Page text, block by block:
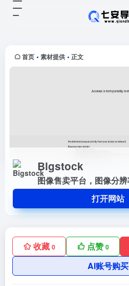
首页 • 素材提供 • 正文
Bigstock
打开网站
收藏 0 点赞0
AI账号购买